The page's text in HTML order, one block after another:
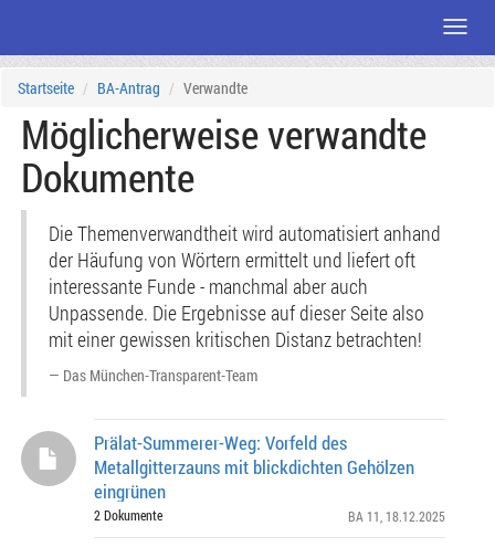
Seiteninhalt
Startseite BA-Antrag Verwandte
Möglicherweise verwandte
Dokumente
Die Themenverwandtheit wird automatisiert anhand
der Häufung von Wörtern ermittelt und liefert oft
interessante Funde - manchmal aber auch
Unpassende. Die Ergebnisse auf dieser Seite also
mit einer gewissen kritischen Distanz betrachten!
Das München-Transparent-Team
Prälat-Summerer-Weg: Vorfeld des
Metallgitterzauns mit blickdichten Gehölzen
eingrünen
2 Dokumente BA 11 , 18.12.2025